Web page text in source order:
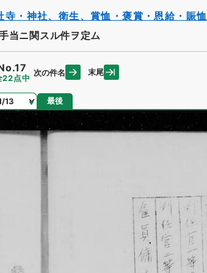
・神社、衛生、賞恤・褒賞・恩給・賑恤
当ニ関スル件ヲ定ム
22点中
次の件名 末尾
ジ 最後